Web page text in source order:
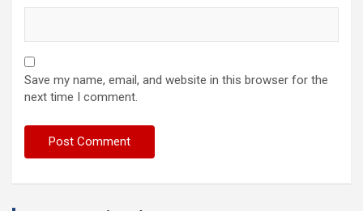
Save my name, email, and website in this browser for the
next time I comment.